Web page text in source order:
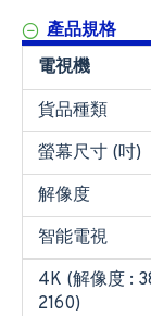
產品規格
電視機
貨品種類
螢幕尺寸 (吋)
解像度
智能電視
4K (解像度 :
2160)